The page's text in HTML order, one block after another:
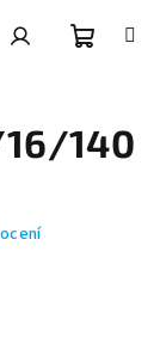
košík
140